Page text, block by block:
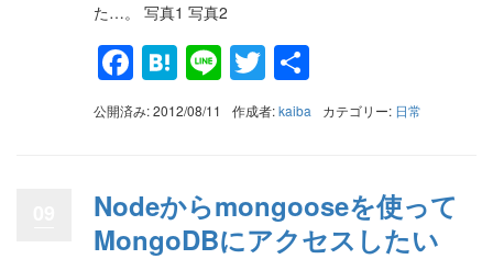
た…。 写真1 写真2
Facebook
Hatena
LineTwitter
有
公開済み: 2012/08/11 作成者:kaiba カテゴリー: 日常
Nodeからmongooseを使って
MongoDBにアクセスしたい